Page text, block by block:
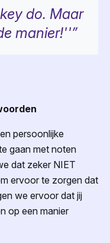
do. Maar
manier!''”
persoonlijke
gaan met noten
dat zeker NIET
ervoor te zorgen dat
we ervoor dat jij
op een manier